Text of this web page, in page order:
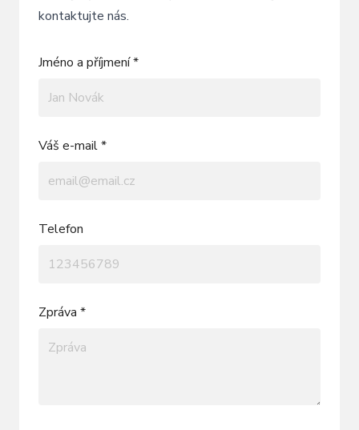
kontaktujte nás.
Jméno a příjmení *
Váš e-mail *
Telefon
Zpráva *